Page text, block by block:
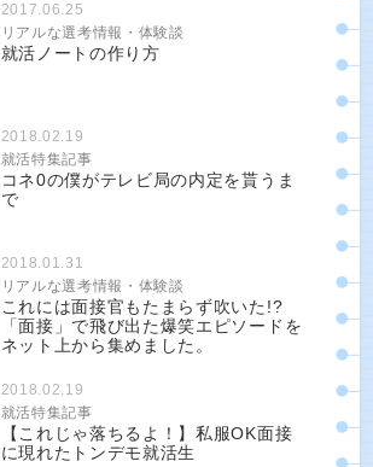
2017.06.25
リアルな選考情報・体験談
就活ノートの作り方
2018.02.19
就活特集記事
コネ0の僕がテレビ局の内定を貰うま
で
2018.01.31
リアルな選考情報・体験談
これには面接官もたまらず吹いた!?
「面接」で飛び出た爆笑エピソードを
ネット上から集めました。
2018.02.19
就活特集記事
【これじゃ落ちるよ！】私服OK面接
に現れたトンデモ就活生